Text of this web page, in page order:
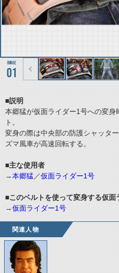
01
■説明
本郷猛が仮面ライダー1号への変身
ト。
変身の際は中央部の防護シャッタ
ズマ風車が高速回転する。
■主な使用者
→本郷猛／仮面ライダー1号
■このベルトを使って変身する仮面
→仮面ライダー1号
関連人物